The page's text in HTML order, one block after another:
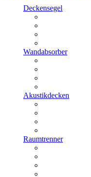
Deckensegel
Wandabsorber
Akustikdecken
Raumtrenner